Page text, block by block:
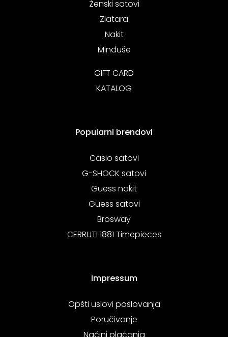
Ženski satovi
Zlatara
Nakit
Minđuše
GIFT CARD
KATALOG
Popularni brendovi
Casio satovi
G-SHOCK satovi
Guess nakit
Guess satovi
Brosway
CERRUTI 1881 Timepieces
Impressum
Opšti uslovi poslovanja
Poručivanje
Načini plaćanja